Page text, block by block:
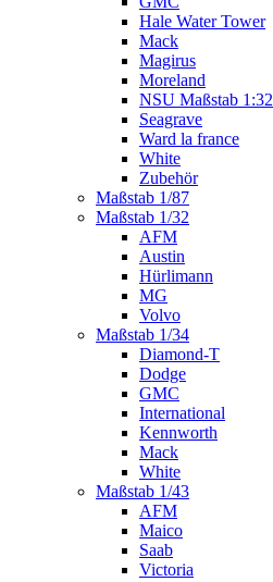
Hale Water Tower
Mack
Magirus
Moreland
NSU Maßstab 1:32
Seagrave
Ward la france
White
Zubehör
Maßstab 1/87
Maßstab 1/32
AFM
Austin
Hürlimann
MG
Volvo
Maßstab 1/34
Diamond-T
Dodge
GMC
International
Kennworth
Mack
White
Maßstab 1/43
AFM
Maico
Saab
Victoria